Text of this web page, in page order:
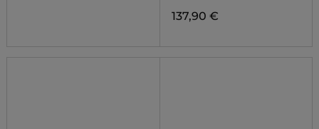
137,90 €